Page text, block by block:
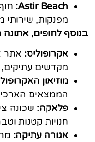
Astir Beach:
מפנקות, שירותי
בנוסף לחופים, אתונה
אקרופוליס: אתר
מקדשים
מוזיאון
הממצאים
פלאקה: שכונה
חנויות קטנות
אגורה עתיקה: